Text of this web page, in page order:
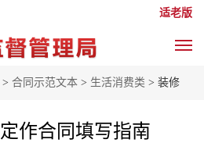
适老版
> 合同示范文本 > 生活消费类 > 装修
作合同填写指南